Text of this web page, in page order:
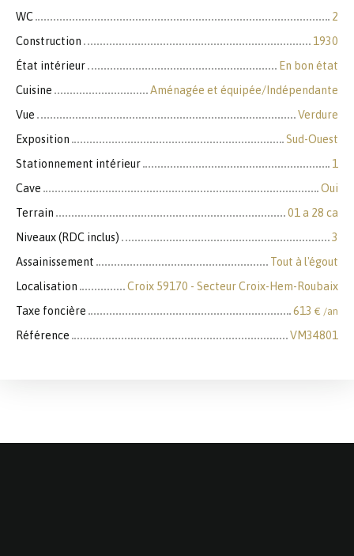
WC
2
Construction
1930
État intérieur
En bon état
Cuisine
Aménagée et équipée/Indépendante
Vue
Verdure
Exposition
Sud-Ouest
Stationnement intérieur
1
Cave
Oui
Terrain
01 a 28 ca
Niveaux (RDC inclus)
3
Assainissement
Tout à l'égout
Localisation
Croix 59170 - Secteur Croix-Hem-Roubaix
Taxe foncière
613 € /an
Référence VM34801